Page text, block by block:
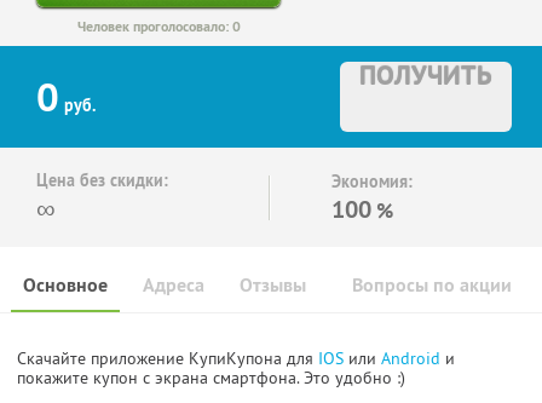
Человек проголосовало: 0
0 руб.
ПОЛУЧИТЬ
Цена без скидки:
∞
Экономия:
100 %
Основное Отзывы Вопросы по акции
Адреса
Скачайте приложение КупиКупона для IOS или Android и
покажите купон с экрана смартфона. Это удобно :)